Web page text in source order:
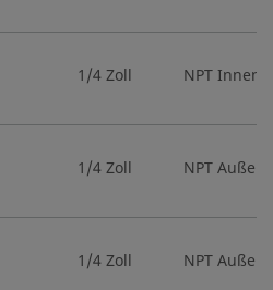
1/4 Zoll NPT
1/4 Zoll NPT
1/4 Zoll NPT